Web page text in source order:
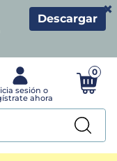
Descargar
×
0